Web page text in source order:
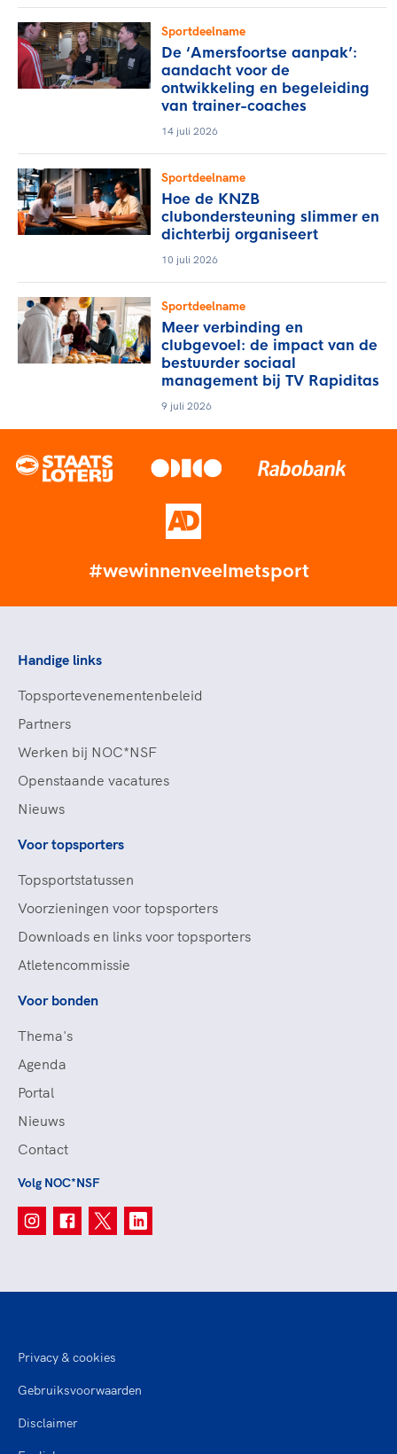
Sportdeelname
De ‘Amersfoortse aanpak’:
aandacht voor de
ontwikkeling en begeleiding
van trainer-coaches
14 juli 2026
Sportdeelname
Hoe de KNZB
clubondersteuning slimmer en
dichterbij organiseert
10 juli 2026
Sportdeelname
Meer verbinding en
clubgevoel: de impact van de
bestuurder sociaal
management bij TV Rapiditas
9 juli 2026
#wewinnenveelmetsport
Handige links
Topsportevenementenbeleid
Partners
Werken bij NOC*NSF
Openstaande vacatures
Nieuws
Voor topsporters
Topsportstatussen
Voorzieningen voor topsporters
Downloads en links voor topsporters
Atletencommissie
Voor bonden
Thema's
Agenda
Portal
Nieuws
Contact
Volg NOC*NSF
Privacy & cookies
Gebruiksvoorwaarden
Disclaimer